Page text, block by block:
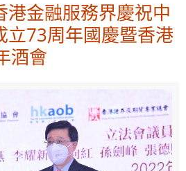
港金融服務界慶祝中
立73周年國慶暨香港
酒會